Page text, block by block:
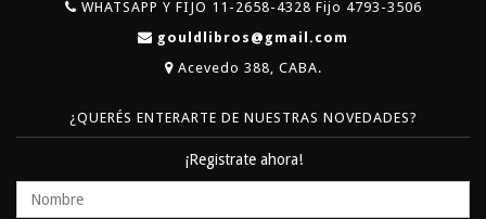
WHATSAPP Y FIJO 11-2658-4328 Fijo 4793-3506
gouldlibros@gmail.com
Acevedo 388, CABA.
¿QUERÉS ENTERARTE DE NUESTRAS NOVEDADES?
¡Registrate ahora!